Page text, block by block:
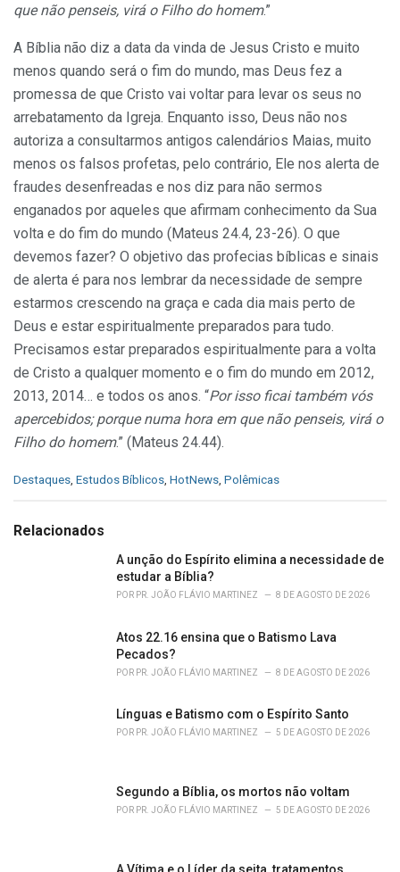
que não penseis, virá o Filho do homem.”
A Bíblia não diz a data da vinda de Jesus Cristo e muito
menos quando será o fim do mundo, mas Deus fez a
promessa de que Cristo vai voltar para levar os seus no
arrebatamento da Igreja. Enquanto isso, Deus não nos
autoriza a consultarmos antigos calendários Maias, muito
menos os falsos profetas, pelo contrário, Ele nos alerta de
fraudes desenfreadas e nos diz para não sermos
enganados por aqueles que afirmam conhecimento da Sua
volta e do fim do mundo (Mateus 24.4, 23-26). O que
devemos fazer? O objetivo das profecias bíblicas e sinais
de alerta é para nos lembrar da necessidade de sempre
estarmos crescendo na graça e cada dia mais perto de
Deus e estar espiritualmente preparados para tudo.
Precisamos estar preparados espiritualmente para a volta
de Cristo a qualquer momento e o fim do mundo em 2012,
2013, 2014… e todos os anos. “Por isso ficai também vós
apercebidos; porque numa hora em que não penseis, virá o
Filho do homem.” (Mateus 24.44).
C
e
Destaques Estudos Bíblicos HotNews Polêmicas
Relacionados
A unção do Espírito elimina a necessidade de
estudar a Bíblia?
POR PR. JOÃO FLÁVIO MARTINEZ 8 DE AGOSTO DE 2026
Atos 22.16 ensina que o Batismo Lava
Pecados?
POR PR. JOÃO FLÁVIO MARTINEZ 8 DE AGOSTO DE 2026
Línguas e Batismo com o Espírito Santo
POR PR. JOÃO FLÁVIO MARTINEZ 5 DE AGOSTO DE 2026
Segundo a Bíblia, os mortos não voltam
POR PR. JOÃO FLÁVIO MARTINEZ 5 DE AGOSTO DE 2026
A Vítima e o Líder da seita, tratamentos